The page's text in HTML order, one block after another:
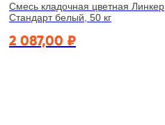
Смесь кладочная цветная Линкер
Стандарт белый, 50 кг
2 087,00 ₽